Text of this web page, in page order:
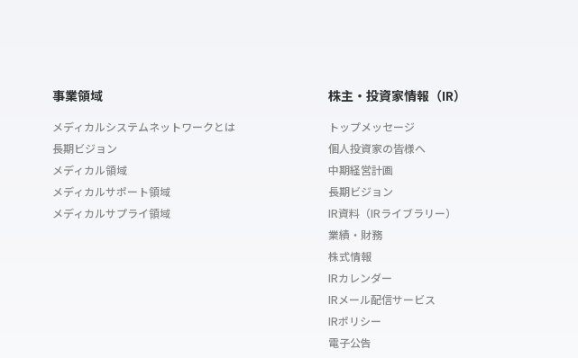
事業領域
メディカルシステムネットワークとは
長期ビジョン
メディカル領域
メディカルサポート領域
メディカルサプライ領域
株主・投資家情報（IR）
トップメッセージ
個人投資家の皆様へ
中期経営計画
長期ビジョン
IR資料（IRライブラリー）
業績・財務
株式情報
IRカレンダー
IRメール配信サービス
IRポリシー
電子公告